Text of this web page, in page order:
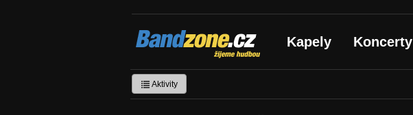
Bandzone.cz
žijeme hudbou Kapely Koncerty
Aktivity